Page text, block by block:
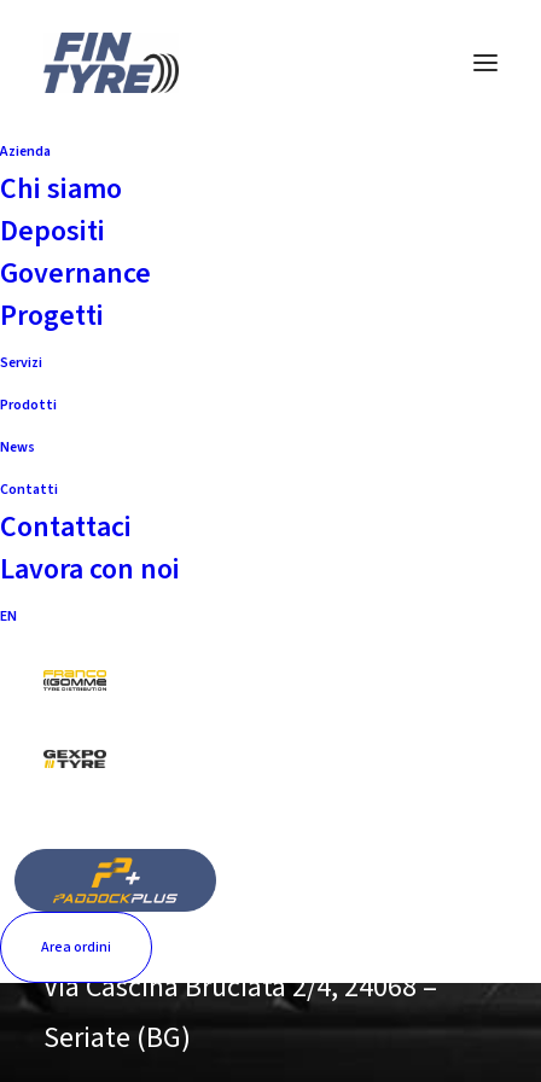
Azienda
Chi siamo
Depositi
Governance
Progetti
Servizi
Prodotti
News
Contatti
Contattaci
Lavora con noi
EN
Area ordini
Non ho trovato nulla
Sembra che non possiamo trovare
può aiutare la ricerca.
Fintyre S.p.A.
Via Cascina Bruciata 2/4, 24068 –
Seriate (BG)